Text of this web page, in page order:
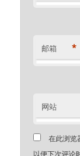
邮箱 *
网站
在此浏览
以便下次评论